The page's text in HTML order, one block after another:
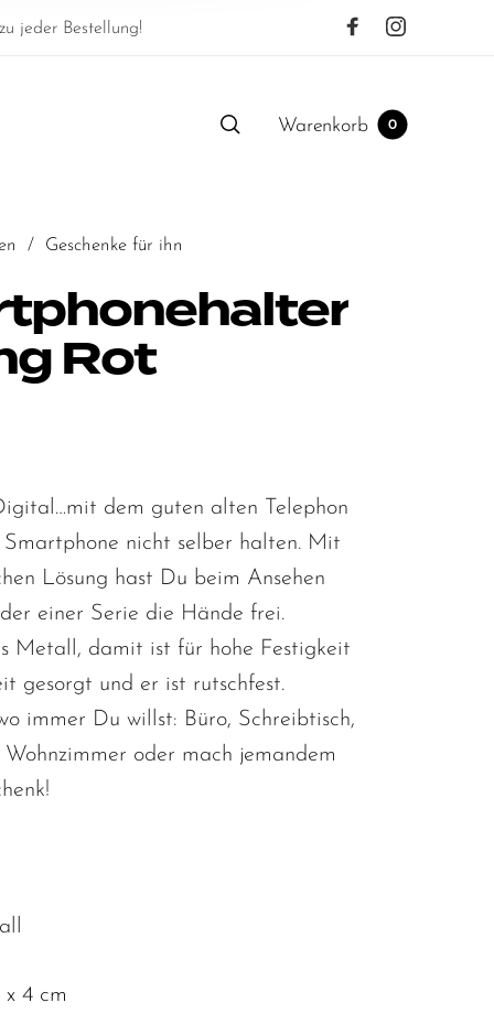
jeder Bestellung!
Warenkorb 0
/ Geschenke für ihn
Rot
dem guten alten Telephon
nicht selber halten. Mit
Lösung hast Du beim Ansehen
einer Serie die Hände frei.
Metall, damit ist für hohe Festigkeit
gesorgt und er ist rutschfest.
immer Du willst: Büro, Schreibtisch,
oder mach jemandem
x 4 cm